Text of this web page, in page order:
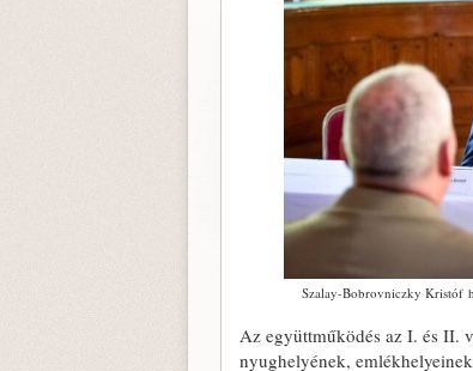
Szalay-Bobrovniczky Kristóf
Az együttműködés az I. és II.
nyughelyének,